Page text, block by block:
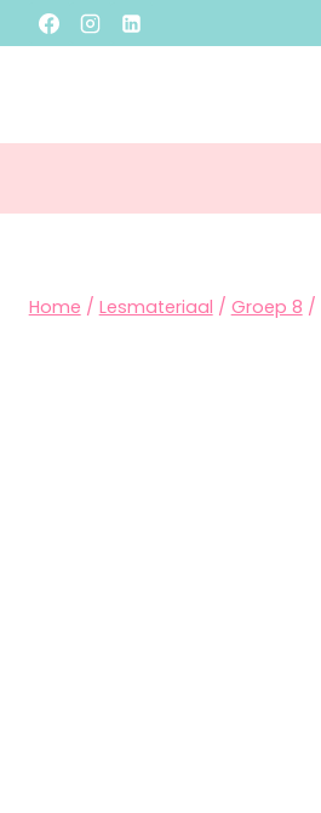
Home / Lesmateriaal / Groep 8 /